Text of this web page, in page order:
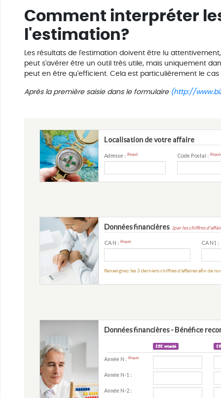
Comment interpréter
l'estimation?
Les résultats de l'estimation doivent être lu
peut s'avérer être un outil très utile, mais uniquement
peut en être qu'efficient. Cela est particulièrement le
Après la première saisie dans le formulaire (http://